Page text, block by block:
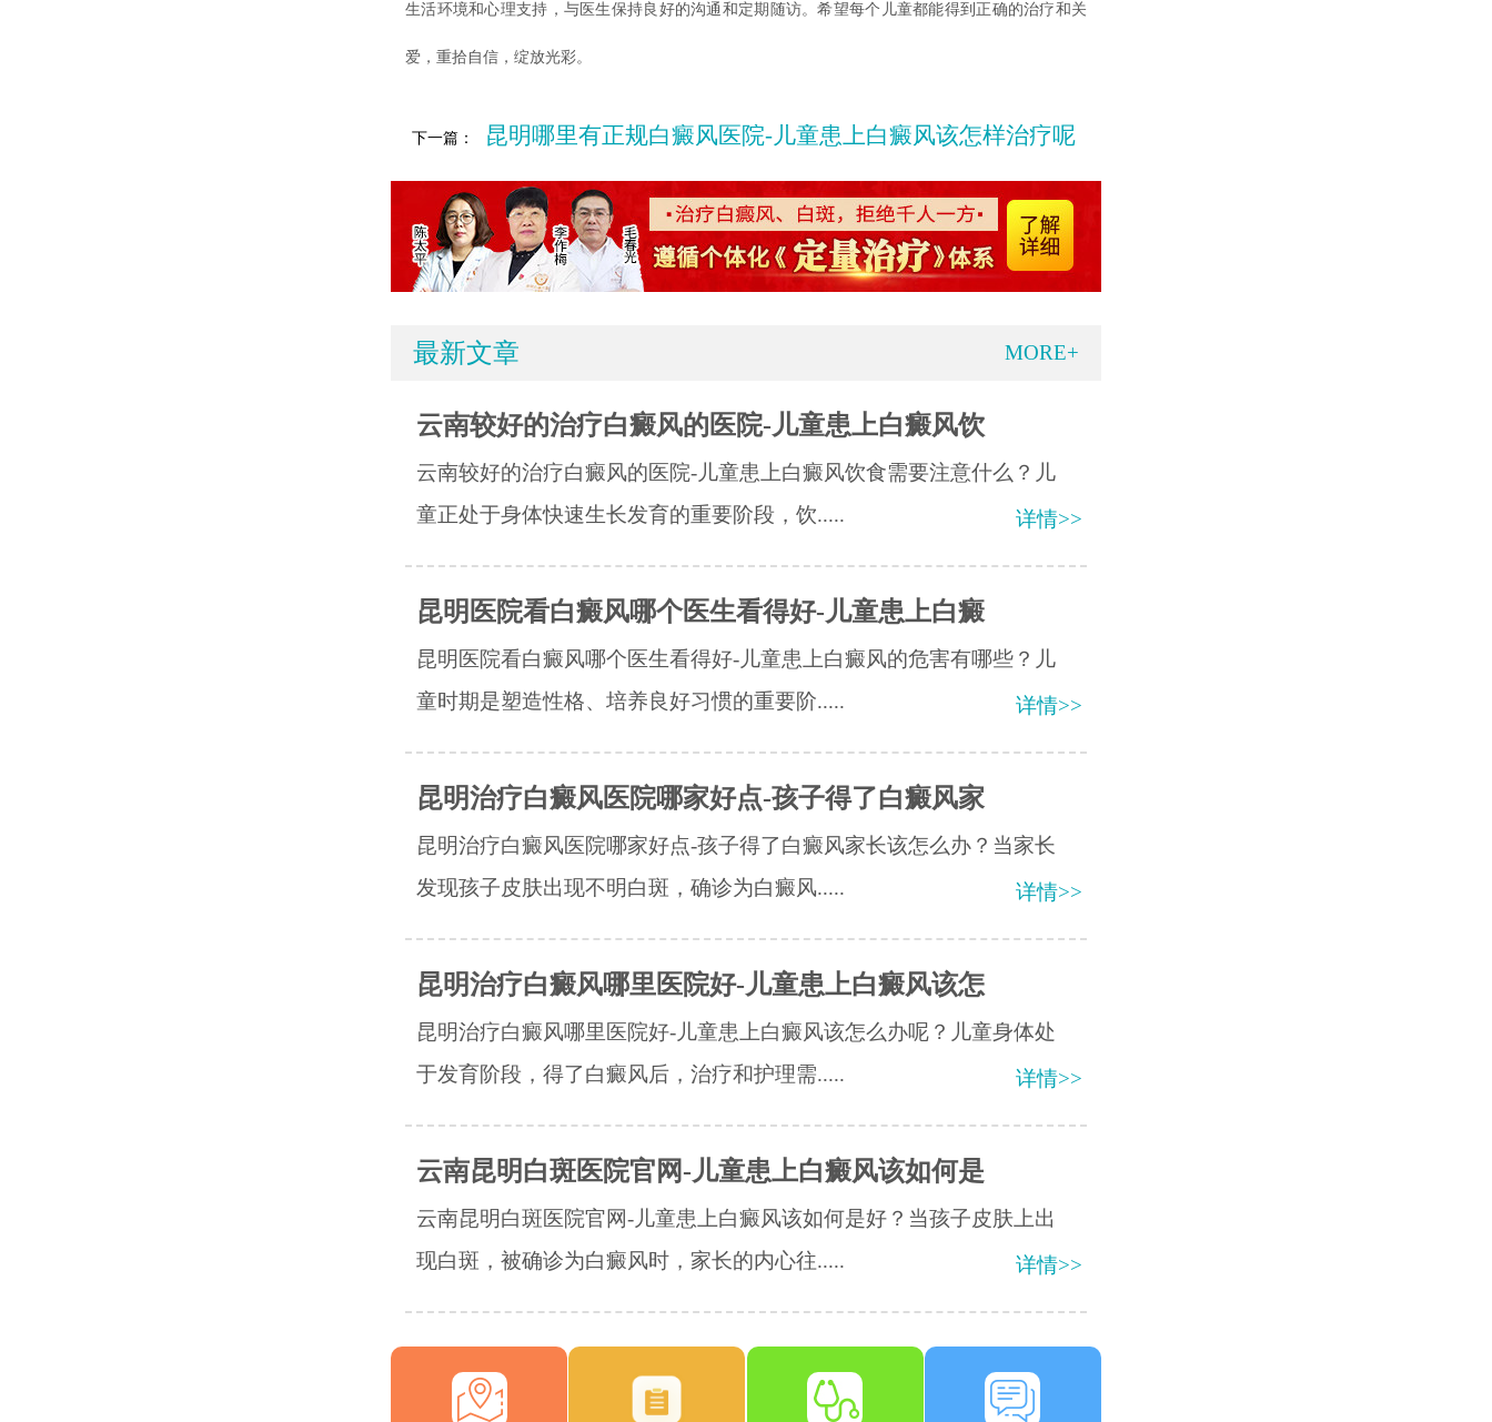
生活环境和心理支持，与医生保持良好的沟通和定期随访。希望每个儿童都能得到正确的治疗和关
爱，重拾自信，绽放光彩。
下一篇： 昆明哪里有正规白癜风医院-儿童患上白癜风该怎样治疗呢
最新文章 MORE+
云南较好的治疗白癜风的医院-儿童患上白癜风饮
云南较好的治疗白癜风的医院-儿童患上白癜风饮食需要注意什么？儿
童正处于身体快速生长发育的重要阶段，饮.....
详情>>
昆明医院看白癜风哪个医生看得好-儿童患上白癜
昆明医院看白癜风哪个医生看得好-儿童患上白癜风的危害有哪些？儿
童时期是塑造性格、培养良好习惯的重要阶.....
详情>>
昆明治疗白癜风医院哪家好点-孩子得了白癜风家
昆明治疗白癜风医院哪家好点-孩子得了白癜风家长该怎么办？当家长
发现孩子皮肤出现不明白斑，确诊为白癜风.....
详情>>
昆明治疗白癜风哪里医院好-儿童患上白癜风该怎
昆明治疗白癜风哪里医院好-儿童患上白癜风该怎么办呢？儿童身体处
于发育阶段，得了白癜风后，治疗和护理需.....
详情>>
云南昆明白斑医院官网-儿童患上白癜风该如何是
云南昆明白斑医院官网-儿童患上白癜风该如何是好？当孩子皮肤上出
现白斑，被确诊为白癜风时，家长的内心往.....
详情>>